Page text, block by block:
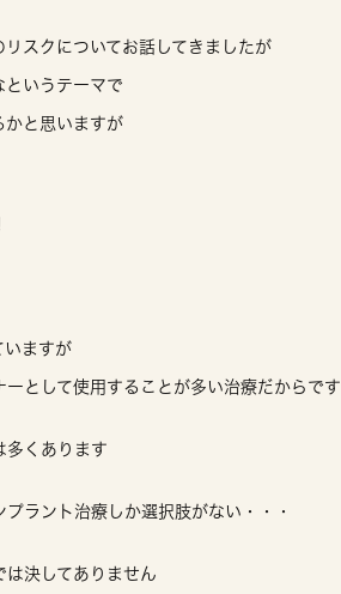
スクについてお話してきましたが
というテーマで
かと思いますが
いますが
ーとして使用することが多い治療だからです
多くあります
ラント治療しか選択肢がない・・・
は決してありません